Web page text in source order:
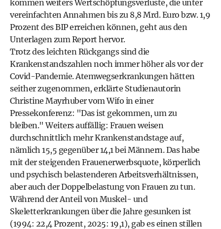
kommen weiters Wertschöpfungsverluste, die unter
vereinfachten Annahmen bis zu 8,8 Mrd. Euro bzw. 1,9
Prozent des BIP erreichen können, geht aus den
Unterlagen zum Report hervor.
Trotz des leichten Rückgangs sind die
Krankenstandszahlen noch immer höher als vor der
Covid-Pandemie. Atemwegserkrankungen hätten
seither zugenommen, erklärte Studienautorin
Christine Mayrhuber vom Wifo in einer
Pressekonferenz: "Das ist gekommen, um zu
bleiben." Weiters auffällig: Frauen weisen
durchschnittlich mehr Krankenstandstage auf,
nämlich 15,5 gegenüber 14,1 bei Männern. Das habe
mit der steigenden Frauenerwerbsquote, körperlich
und psychisch belastenderen Arbeitsverhältnissen,
aber auch der Doppelbelastung von Frauen zu tun.
Während der Anteil von Muskel- und
Skeletterkrankungen über die Jahre gesunken ist
(1994: 22,4 Prozent, 2025: 19,1), gab es einen stillen